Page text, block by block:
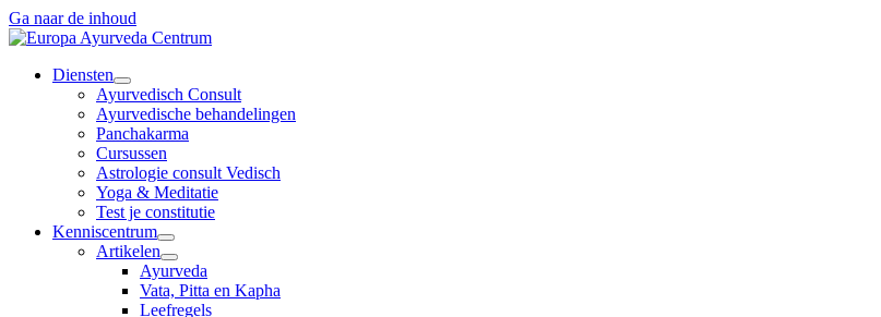
Ga naar de inhoud
Diensten
Ayurvedisch Consult
Ayurvedische behandelingen
Panchakarma
Cursussen
Astrologie consult Vedisch
Yoga & Meditatie
Test je constitutie
Kenniscentrum
Artikelen
Ayurveda
Vata, Pitta en Kapha
Leefregels